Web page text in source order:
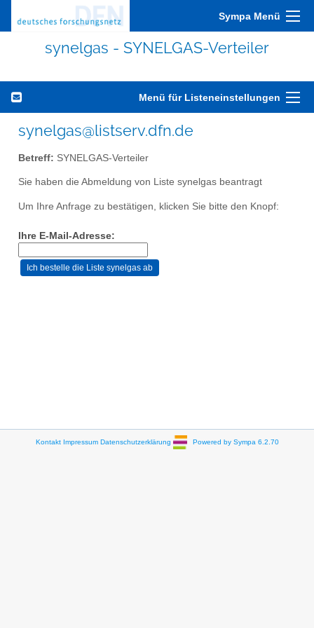
Sympa Menü
synelgas - SYNELGAS-Verteiler
Menü für Listeneinstellungen
synelgas@listserv.dfn.de
Betreff: SYNELGAS-Verteiler
Sie haben die Abmeldung von Liste synelgas beantragt
Um Ihre Anfrage zu bestätigen, klicken Sie bitte den Knopf:
Ihre E-Mail-Adresse:
Kontakt Impressum Datenschutzerklärung Powered by Sympa 6.2.70